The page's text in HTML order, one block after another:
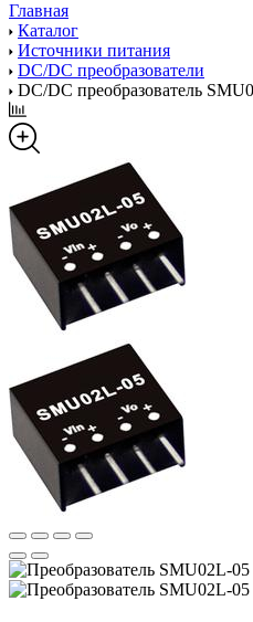
Главная
Каталог
Источники питания
DC/DC преобразователи
DC/DC преобразователь